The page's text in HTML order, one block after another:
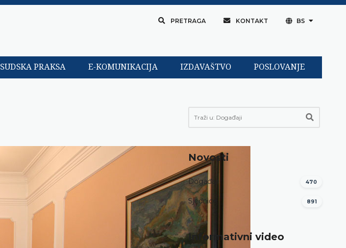
PRETRAGA KONTAKT BS
SUDSKA PRAKSA E-KOMUNIKACIJA IZDAVAŠTVO POSLOVANJE
Novosti
Događaji 470
Sjednice 891
Informativni video